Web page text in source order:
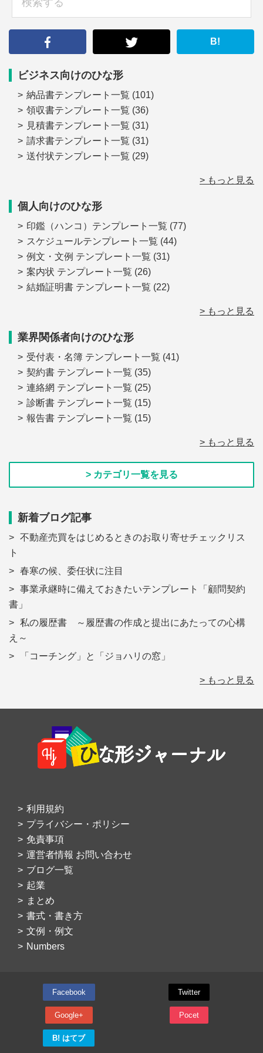
B!
ビジネス向けのひな形
納品書テンプレート一覧 (101)
領収書テンプレート一覧 (36)
見積書テンプレート一覧 (31)
請求書テンプレート一覧 (31)
送付状テンプレート一覧 (29)
> もっと見る
個人向けのひな形
印鑑（ハンコ）テンプレート一覧 (77)
スケジュールテンプレート一覧 (44)
例文・文例 テンプレート一覧 (31)
案内状 テンプレート一覧 (26)
結婚証明書 テンプレート一覧 (22)
> もっと見る
業界関係者向けのひな形
受付表・名簿 テンプレート一覧 (41)
契約書 テンプレート一覧 (35)
連絡網 テンプレート一覧 (25)
診断書 テンプレート一覧 (15)
報告書 テンプレート一覧 (15)
> もっと見る
> カテゴリ一覧を見る
新着ブログ記事
不動産売買をはじめるときのお取り寄せチェックリス
ト
春寒の候、委任状に注目
事業承継時に備えておきたいテンプレート「顧問契約
書」
私の履歴書 ～履歴書の作成と提出にあたっての心構
え～
「コーチング」と「ジョハリの窓」
> もっと見る
Footer
利用規約
プライバシー・ポリシー
免責事項
運営者情報 お問い合わせ
ブログ一覧
起業
まとめ
書式・書き方
文例・例文
Numbers
Facebook Twitter
Google+ Pocet
B! はてブ